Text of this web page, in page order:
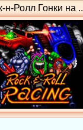
н-Ролл Гонки на ..